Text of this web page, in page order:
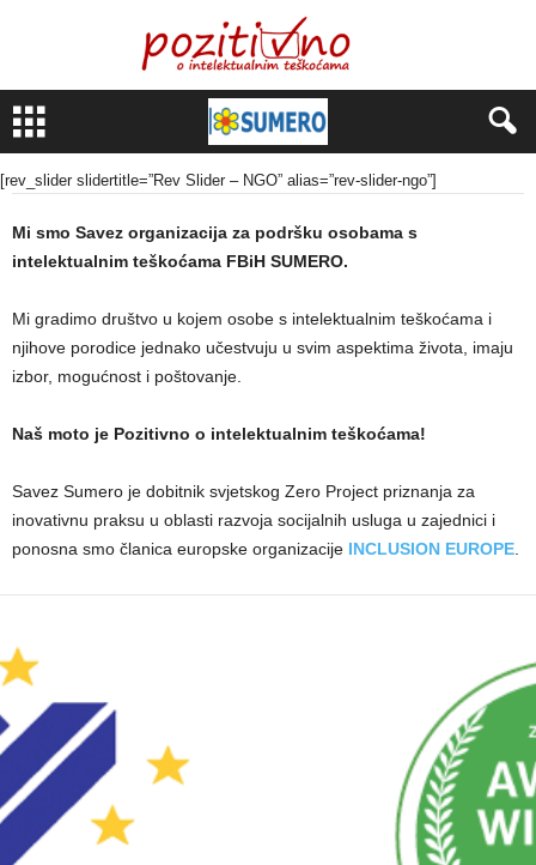
[rev_slider slidertitle=”Rev Slider – NGO” alias=”rev-slider-ngo”]
Mi smo Savez organizacija za podršku osobama s
intelektualnim teškoćama FBiH SUMERO.
Mi gradimo društvo u kojem osobe s intelektualnim teškoćama i
njihove porodice jednako učestvuju u svim aspektima života, imaju
izbor, mogućnost i poštovanje.
Naš moto je Pozitivno o intelektualnim teškoćama!
Savez Sumero je dobitnik svjetskog Zero Project priznanja za
inovativnu praksu u oblasti razvoja socijalnih usluga u zajednici i
ponosna smo članica europske organizacije INCLUSION EUROPE